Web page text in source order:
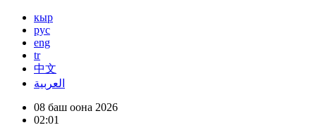
кыр
рус
eng
tr
中文
العربية
08 баш оона 2026
02:01